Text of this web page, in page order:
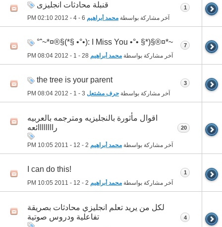
قنبلة محادثات انجليزى
آخر مشاركة بواسطة محمد أبراهيم 02:10 PM
1
~*¤®§(*§ •°• I Miss You :(•°• §*)§®¤*~ˆ°
آخر مشاركة بواسطة محمد أبراهيم 08:04 PM
7
the tree is your parent
آخر مشاركة بواسطة حرف مشتعل 08:04 PM
3
اقوال مأثورة بالنجليزيه ومترجمه بالعربيه
راااااااائعه
آخر مشاركة بواسطة محمد أبراهيم 10:05 PM
20
!I can do this
آخر مشاركة بواسطة محمد أبراهيم 10:05 PM
1
لكل من يريد تعلم انجليزي محادثات بصريقة
تفاعلية ودروس صوتية
4